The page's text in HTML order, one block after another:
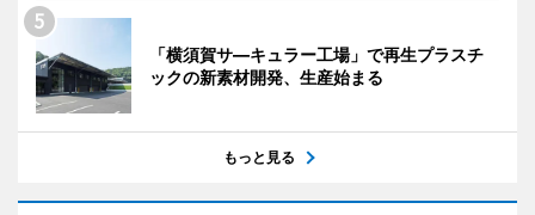
「横須賀サ―キュラー工場」で再生プラスチ
ックの新素材開発、生産始まる
もっと見る